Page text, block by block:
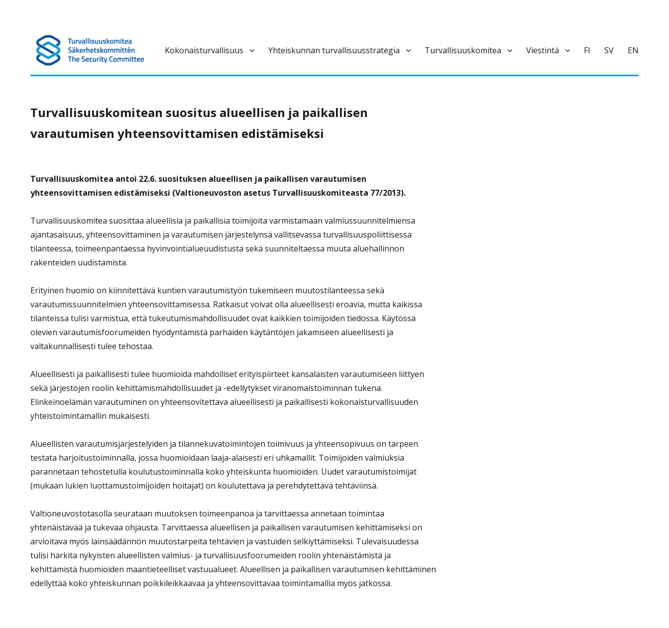
Turvallisuuskomitea on kokonaisturvallisuuteen liittyvä ennakoivan varautumisen pysyvä ja laajapohjainen yhteistoimintaelin.
Kokonaisturvallisuus Yhteiskunnan turvallisuusstrategia Turvallisuuskomitea Viestintä FI SV EN
Turvallisuuskomitean suositus alueellisen ja paikallisen
varautumisen yhteensovittamisen edistämiseksi
Turvallisuuskomitea antoi 22.6. suosituksen alueellisen ja paikallisen varautumisen
yhteensovittamisen edistämiseksi (Valtioneuvoston asetus Turvallisuuskomiteasta 77/2013).
Turvallisuuskomitea suosittaa alueellisia ja paikallisia toimijoita varmistamaan valmiussuunnitelmiensa
ajantasaisuus, yhteensovittaminen ja varautumisen järjestelynsä vallitsevassa turvallisuuspoliittisessa
tilanteessa, toimeenpantaessa hyvinvointialueuudistusta sekä suunniteltaessa muuta aluehallinnon
rakenteiden uudistamista.
Erityinen huomio on kiinnitettävä kuntien varautumistyön tukemiseen muutostilanteessa sekä
varautumissuunnitelmien yhteensovittamisessa. Ratkaisut voivat olla alueellisesti eroavia, mutta kaikissa
tilanteissa tulisi varmistua, että tukeutumismahdollisuudet ovat kaikkien toimijoiden tiedossa. Käytössä
olevien varautumisfoorumeiden hyödyntämistä parhaiden käytäntöjen jakamiseen alueellisesti ja
valtakunnallisesti tulee tehostaa.
Alueellisesti ja paikallisesti tulee huomioida mahdolliset erityispiirteet kansalaisten varautumiseen liittyen
sekä järjestöjen roolin kehittämismahdollisuudet ja -edellytykset viranomaistoiminnan tukena.
Elinkeinoelämän varautuminen on yhteensovitettava alueellisesti ja paikallisesti kokonaisturvallisuuden
yhteistoimintamallin mukaisesti.
Alueellisten varautumisjärjestelyiden ja tilannekuvatoimintojen toimivuus ja yhteensopivuus on tarpeen
testata harjoitustoiminnalla, jossa huomioidaan laaja-alaisesti eri uhkamallit. Toimijoiden valmiuksia
parannetaan tehostetulla koulutustoiminnalla koko yhteiskunta huomioiden. Uudet varautumistoimijat
(mukaan lukien luottamustoimijoiden hoitajat) on koulutettava ja perehdytettävä tehtäviinsä.
Valtioneuvostotasolla seurataan muutoksen toimeenpanoa ja tarvittaessa annetaan toimintaa
yhtenäistävää ja tukevaa ohjausta. Tarvittaessa alueellisen ja paikallisen varautumisen kehittämiseksi on
arvioitava myös lainsäädännön muutostarpeita tehtävien ja vastuiden selkiyttämiseksi. Tulevaisuudessa
tulisi harkita nykyisten alueellisten valmius- ja turvallisuusfoorumeiden roolin yhtenäistämistä ja
kehittämistä huomioiden maantieteelliset vastuualueet. Alueellisen ja paikallisen varautumisen kehittäminen
edellyttää koko yhteiskunnan poikkileikkaavaa ja yhteensovittavaa toimintamallia myös jatkossa.